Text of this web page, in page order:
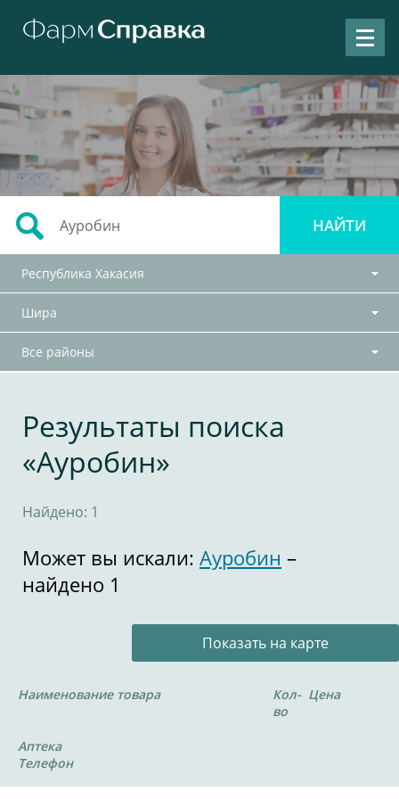
Республика Хакасия
Шира
Все районы
Результаты поиска
«Ауробин»
Найдено: 1
Может вы искали: Ауробин –
найдено 1
Показать на карте
Наименование товара
Кол-
во
Цена
Аптека
Телефон